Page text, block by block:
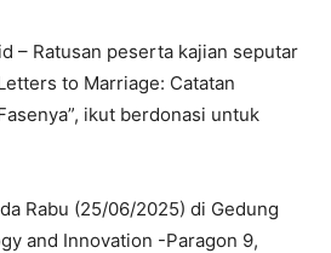
– Ratusan peserta kajian seputar
to Marriage: Catatan
ikut berdonasi untuk
Rabu (25/06/2025) di Gedung
and Innovation -Paragon 9,